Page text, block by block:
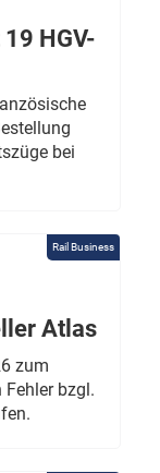
HGV-
bei
Rail Business
Atlas
zum
bzgl.